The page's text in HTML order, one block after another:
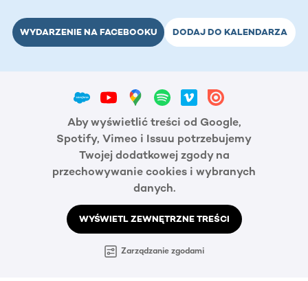
WYDARZENIE NA FACEBOOKU DODAJ DO KALENDARZA
Aby wyświetlić treści od Google,
Spotify, Vimeo i Issuu potrzebujemy
Twojej dodatkowej zgody na
przechowywanie cookies i wybranych
danych.
WYŚWIETL ZEWNĘTRZNE TREŚCI
Zarządzanie zgodami